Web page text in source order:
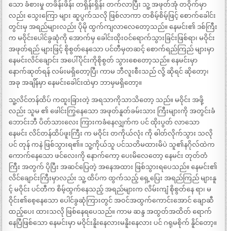
သော ခံစားမှု တဖိန်းဖိန်း တရှိန်းရှိန်း တက်လာပြီး သူ့ အဖုတ်အုံ တဝိုက်မှာ
လည်း သွေးကြော များ ဆူပွက်သလို ဖြစ်လာကာ တစိမ့်စိမ့်ဖြင့် စောက်ခေါင်း
တွင်းမှ အရည်များလည်း ပိုမို ထွက်ကျလာလေတော့သည်။ နေမင်း၏ ဒစ်ကြီး
က မဝိုင်းပေါင်ခွဆုံကို အောက်မှ ခေါင်းထိုးဝင်ရောက်သွားခြင်းဖြစ်ရာ၊ မဝိုင်း
အဖုတ်ရည် များဖြင့် စိုစွတ်နေသော ပင်တီမှတဆင့် စောက်ရည်ကြည် များမှာ
နေမင်းလိင်ချောင်း အပေါ်ပိုင်းကိုစိုစွတ် သွားစေတော့သည်။ နေမင်းမှာ
နောက်ဆုတ်ရန် လမ်းမရှိတော့ပြီ၊ ကာမ ဘီလူးစီးသည် လို့ ဆိုရင် ဆိုတော့၊
အခု အချိန်မှာ နေမင်းခေါင်းထဲမှာ ဘာမှမရှိတော့။
သူ့လိင်တန်ထိပ် ကထူးခြားတဲ့ အရသာကိုသာသိတော့ သည်။ မဝိုင်း အဖို့
လည်း သူမ ၏ ဖေါင်းကြွနေသော အဖုတ်နူတ်ခမ်းသား ကြီးများကို အတွင်းခံ
ဘောင်းဘီ ပိတ်သားလေး ကြားကခံနေလျှက်က ပင် ထိုးပွတ် လာသော
နေမင်း လိင်တန်ထိပ်ဖူးကြီး က မဝိုင်း တကိုယ်လုံး ကို ဓါတ်လိုက်သွား သလို
ပင် တုန် ကနဲ ဖြစ်သွားရ၏။ သူ့ကိုယ်သူ ပင်သတိမထားမိပဲ သူ၏နဂိုလ်ထဲက
ကောက်နေသော ဖင်လေးကို နောက်ကော့ ပေးမိလေတော့ နေမင်း တုတ်တံ
ကြီး အတွက် ပိုပြီး အဆင်ပြေတဲ့ အနေအထား ဖြစ်သွားရပေသည်။ နေမင်း၏
လိင်ချောင်းကြီးမှာလည်း သူ့ ထိပ်က ထွက်သည့် ရှေ့ပြေး အရည်ကြည် များနူ
င့် မဝိုင်း ပင်တီက စိမ့်ထွက်နေသည့် အရည်များက လိမ်းကျံ စိုစွတ်နေ ရာ၊ မ
ဝိုင်း၏စေ့နေသော ပေါင်ခွဆုံကြားတွင် အဝင်အထွက်ကောင်းအောင် ချောဆီ
ထည့်ပေး ထားသလို ဖြစ်နေရပေသည်။ ကာမ ဆန္ဒ အထွတ်အထိတ် ရောက်
နေပြီဖြစ်သော နေမင်းမှာ မဝိုင်းနိူးနေလားမနိူးနေလား ပင် ဂရုမစိုက် နိူင်တော့။